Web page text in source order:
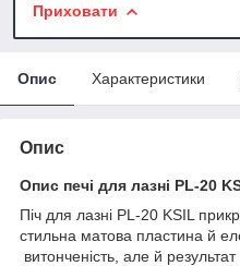
Приховати
Опис Характеристики
Опис
Опис печі для лазні PL-20
Піч для лазні PL-20 KSIL
стильна матова пластина й
витонченість, але й